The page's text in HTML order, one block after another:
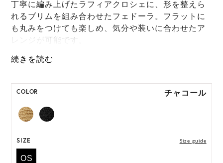
丁寧に編み上げたラフィアクロシェに、形を整えら
れるブリムを組み合わせたフェドーラ。フラットに
も丸みをつけても楽しめ、気分や装いに合わせたア
レンジが可能です。
ONE SIZE展開の商品:ONE SIZE 57.5cm
には個体差がございます。
COLOR チャコール
SIZE Size guide
OS